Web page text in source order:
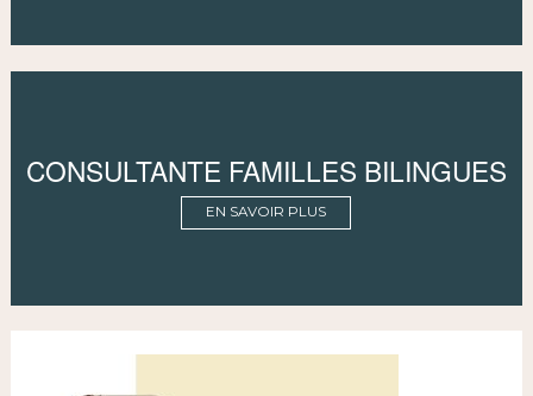
CONSULTANTE FAMILLES BILINGUES
EN SAVOIR PLUS